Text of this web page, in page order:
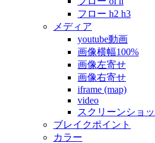
フロー h2 h3
メディア
youtube動画
画像横幅100%
画像左寄せ
画像右寄せ
iframe (map)
video
スクリーンショ
ブレイクポイント
カラー